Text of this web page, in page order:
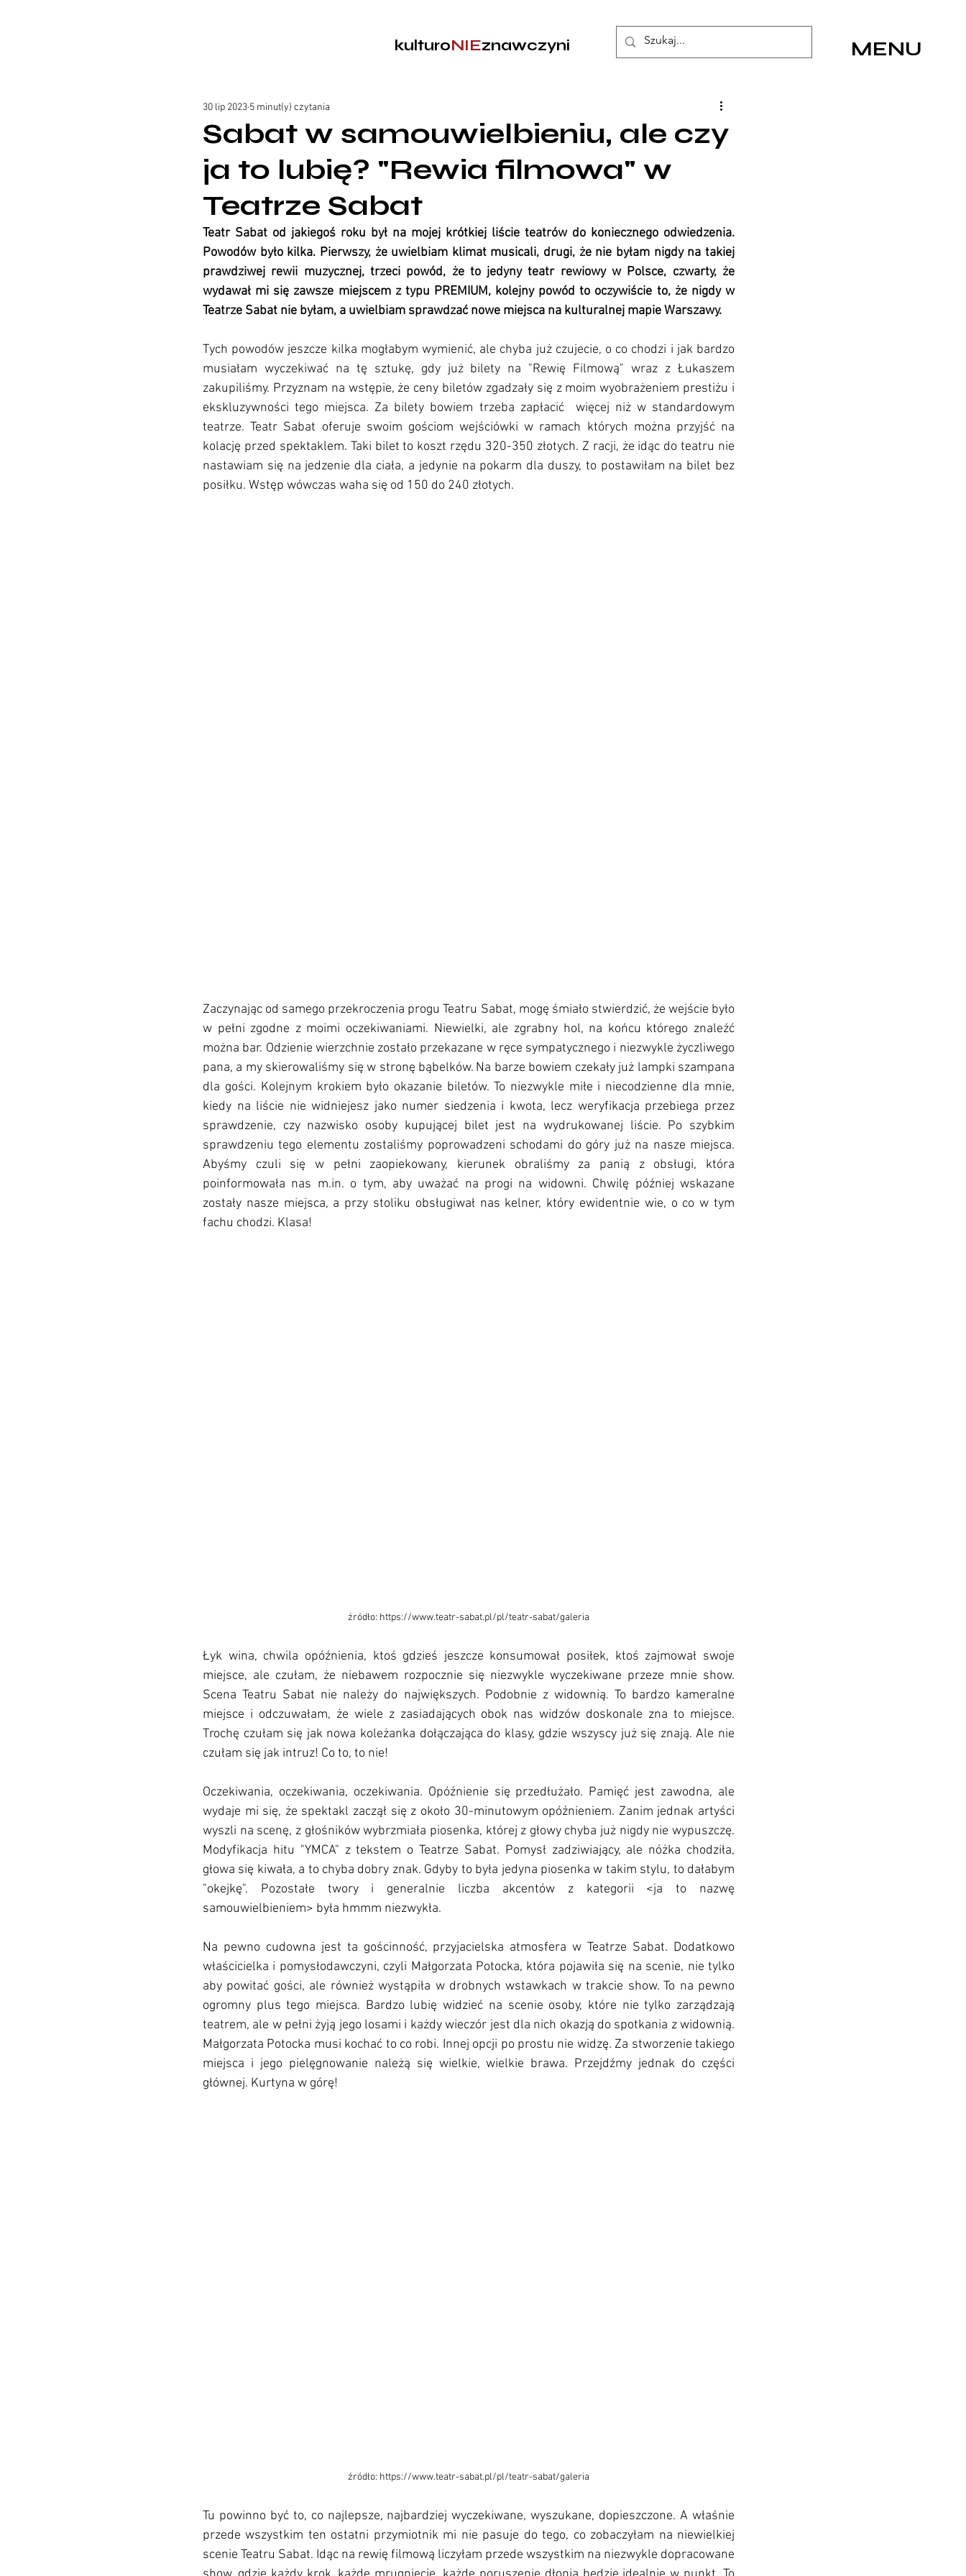
kulturoNIEznawczyni MENU
Sabat w samouwielbieniu, ale czy
ja to lubię? "Rewia filmowa" w
Teatrze Sabat
30 lip 2023 5 minut(y) czytania
Teatr Sabat od jakiegoś roku był na mojej krótkiej liście teatrów do koniecznego odwiedzenia.
Powodów było kilka. Pierwszy, że uwielbiam klimat musicali, drugi, że nie byłam nigdy na takiej
prawdziwej rewii muzycznej, trzeci powód, że to jedyny teatr rewiowy w Polsce, czwarty, że
wydawał mi się zawsze miejscem z typu PREMIUM, kolejny powód to oczywiście to, że nigdy w
Teatrze Sabat nie byłam, a uwielbiam sprawdzać nowe miejsca na kulturalnej mapie Warszawy.
Tych powodów jeszcze kilka mogłabym wymienić, ale chyba już czujecie, o co chodzi i jak bardzo
musiałam wyczekiwać na tę sztukę, gdy już bilety na "Rewię Filmową" wraz z Łukaszem
zakupiliśmy. Przyznam na wstępie, że ceny biletów zgadzały się z moim wyobrażeniem prestiżu i
ekskluzywności tego miejsca. Za bilety bowiem trzeba zapłacić  więcej niż w standardowym
teatrze. Teatr Sabat oferuje swoim gościom wejściówki w ramach których można przyjść na
kolację przed spektaklem. Taki bilet to koszt rzędu 320-350 złotych. Z racji, że idąc do teatru nie
nastawiam się na jedzenie dla ciała, a jedynie na pokarm dla duszy, to postawiłam na bilet bez
posiłku. Wstęp wówczas waha się od 150 do 240 złotych.
Zaczynając od samego przekroczenia progu Teatru Sabat, mogę śmiało stwierdzić, że wejście było
w pełni zgodne z moimi oczekiwaniami. Niewielki, ale zgrabny hol, na końcu którego znaleźć
można bar. Odzienie wierzchnie zostało przekazane w ręce sympatycznego i niezwykle życzliwego
pana, a my skierowaliśmy się w stronę bąbelków. Na barze bowiem czekały już lampki szampana
dla gości. Kolejnym krokiem było okazanie biletów. To niezwykle miłe i niecodzienne dla mnie,
kiedy na liście nie widniejesz jako numer siedzenia i kwota, lecz weryfikacja przebiega przez
sprawdzenie, czy nazwisko osoby kupującej bilet jest na wydrukowanej liście. Po szybkim
sprawdzeniu tego elementu zostaliśmy poprowadzeni schodami do góry już na nasze miejsca.
Abyśmy czuli się w pełni zaopiekowany, kierunek obraliśmy za panią z obsługi, która
poinformowała nas m.in. o tym, aby uważać na progi na widowni. Chwilę później wskazane
zostały nasze miejsca, a przy stoliku obsługiwał nas kelner, który ewidentnie wie, o co w tym
fachu chodzi. Klasa!
źródło: https://www.teatr-sabat.pl/pl/teatr-sabat/galeria
Łyk wina, chwila opóźnienia, ktoś gdzieś jeszcze konsumował posiłek, ktoś zajmował swoje
miejsce, ale czułam, że niebawem rozpocznie się niezwykle wyczekiwane przeze mnie show.
Scena Teatru Sabat nie należy do największych. Podobnie z widownią. To bardzo kameralne
miejsce i odczuwałam, że wiele z zasiadających obok nas widzów doskonale zna to miejsce.
Trochę czułam się jak nowa koleżanka dołączająca do klasy, gdzie wszyscy już się znają. Ale nie
czułam się jak intruz! Co to, to nie!
Oczekiwania, oczekiwania, oczekiwania. Opóźnienie się przedłużało. Pamięć jest zawodna, ale
wydaje mi się, że spektakl zaczął się z około 30-minutowym opóźnieniem. Zanim jednak artyści
wyszli na scenę, z głośników wybrzmiała piosenka, której z głowy chyba już nigdy nie wypuszczę.
Modyfikacja hitu "YMCA" z tekstem o Teatrze Sabat. Pomysł zadziwiający, ale nóżka chodziła,
głowa się kiwała, a to chyba dobry znak. Gdyby to była jedyna piosenka w takim stylu, to dałabym
"okejkę". Pozostałe twory i generalnie liczba akcentów z kategorii <ja to nazwę
samouwielbieniem> była hmmm niezwykła.
Na pewno cudowna jest ta gościnność, przyjacielska atmosfera w Teatrze Sabat. Dodatkowo
właścicielka i pomysłodawczyni, czyli Małgorzata Potocka, która pojawiła się na scenie, nie tylko
aby powitać gości, ale również wystąpiła w drobnych wstawkach w trakcie show. To na pewno
ogromny plus tego miejsca. Bardzo lubię widzieć na scenie osoby, które nie tylko zarządzają
teatrem, ale w pełni żyją jego losami i każdy wieczór jest dla nich okazją do spotkania z widownią.
Małgorzata Potocka musi kochać to co robi. Innej opcji po prostu nie widzę. Za stworzenie takiego
miejsca i jego pielęgnowanie należą się wielkie, wielkie brawa. Przejdźmy jednak do części
głównej. Kurtyna w górę!
źródło: https://www.teatr-sabat.pl/pl/teatr-sabat/galeria
Tu powinno być to, co najlepsze, najbardziej wyczekiwane, wyszukane, dopieszczone. A właśnie
przede wszystkim ten ostatni przymiotnik mi nie pasuje do tego, co zobaczyłam na niewielkiej
scenie Teatru Sabat. Idąc na rewię filmową liczyłam przede wszystkim na niezwykle dopracowane